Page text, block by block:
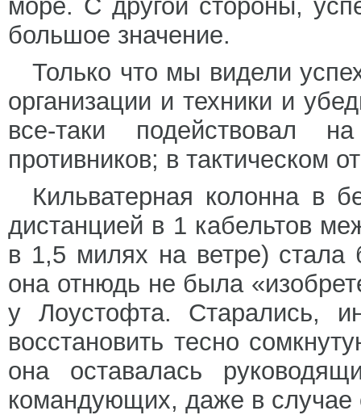
море. С другой стороны,
большое значение.
Только что мы видели
организации и техники и
все-таки подействовал
противников; в тактическом
Кильватерная колонна в
дистанцией в 1 кабельтов
в 1,5 милях на ветре) стала
она отнюдь не была
у Лоустофта. Старались,
восстановить тесно
она оставалась
командующих, даже в случае